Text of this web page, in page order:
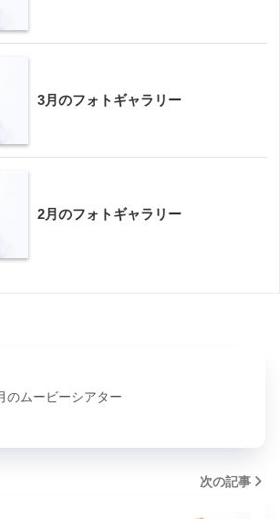
3月のフォトギャラリー
2月のフォトギャラリー
のムービーシアター
次の記事